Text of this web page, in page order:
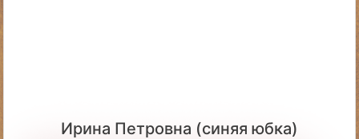
Ирина Петровна (синяя юбка)